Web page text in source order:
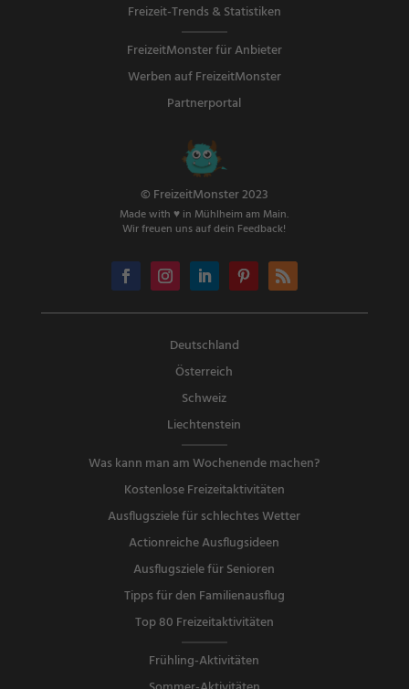
Freizeit-Trends & Statistiken
FreizeitMonster für Anbieter
Werben auf FreizeitMonster
Partnerportal
© FreizeitMonster 2023
Made with ♥ in Mühlheim am Main.
Wir freuen uns auf dein Feedback!
Deutschland
Österreich
Schweiz
Liechtenstein
Was kann man am Wochenende machen?
Kostenlose Freizeitaktivitäten
Ausflugsziele für schlechtes Wetter
Actionreiche Ausflugsideen
Ausflugsziele für Senioren
Tipps für den Familienausflug
Top 80 Freizeitaktivitäten
Frühling-Aktivitäten